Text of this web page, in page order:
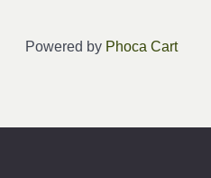
Powered by Phoca Cart